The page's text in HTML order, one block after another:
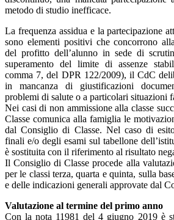
metodo di studio inefficace.
La frequenza assidua e la partecipazione
sono elementi positivi che concorrono
del profitto dell’alunno in sede di
superamento del limite di assenze
comma 7, del DPR 122/2009), il CdC
in mancanza di giustificazioni
problemi di salute o a particolari situazioni
Nei casi di non ammissione alla classe
Classe comunica alla famiglia le
dal Consiglio di Classe. Nel caso di
finali e/o degli esami sul tabellone
è sostituita con il riferimento al risultato
Il Consiglio di Classe procede alla
per le classi terza, quarta e quinta, sulla
e delle indicazioni generali approvate dal
Valutazione al termine del primo anno
Con la nota 11981 del 4 giugno 2019 è